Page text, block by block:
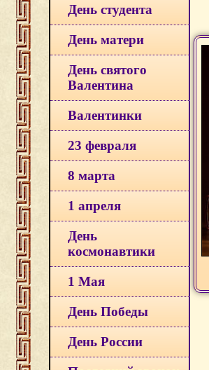
День студента
День матери
День святого
Валентина
Валентинки
23 февраля
8 марта
1 апреля
День
космонавтики
1 Мая
День Победы
День России